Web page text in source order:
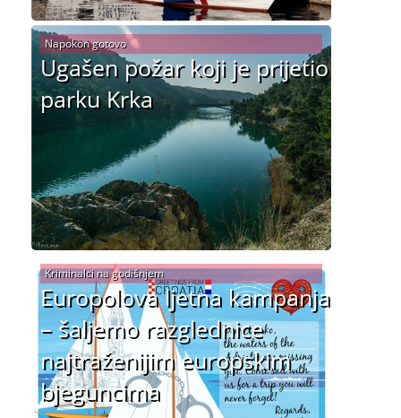
Ugašen požar koji je prijetio
parku Krka
Napokon gotovo
Europolova ljetna kampanja
– šaljemo razglednice
najtraženijim europskim
bjeguncima
Kriminalci na godišnjem